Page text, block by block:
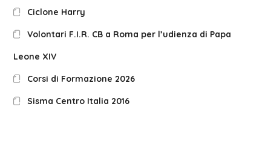
Ciclone Harry
Volontari F.I.R. CB a Roma per l’udienza di Papa
Leone XIV
Corsi di Formazione 2026
Sisma Centro Italia 2016